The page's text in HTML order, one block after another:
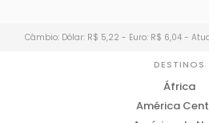
Câmbio: Dólar: R$ 5,22 - Euro: R$ 6,04 -
DESTINOS
África
América